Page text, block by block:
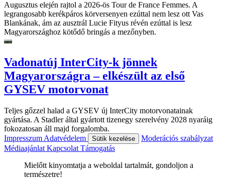
Augusztus elején rajtol a 2026-ös Tour de France Femmes. A
legrangosabb kerékpáros körversenyen ezúttal nem lesz ott Vas
Blankának, ám az ausztrál Lucie Fityus révén ezúttal is lesz
Magyarországhoz kötődő bringás a mezőnyben.
Vadonatúj InterCity-k jönnek
Magyarországra – elkészült az első
GYSEV motorvonat
Teljes gőzzel halad a GYSEV új InterCity motorvonatainak
gyártása. A Stadler által gyártott tizenegy szerelvény 2028 nyaráig
fokozatosan áll majd forgalomba.
Impresszum Adatvédelem Sütik kezelése
Moderációs szabályzat
Médiaajánlat Kapcsolat Támogatás
Mielőtt kinyomtatja a weboldal tartalmát, gondoljon a
természetre!